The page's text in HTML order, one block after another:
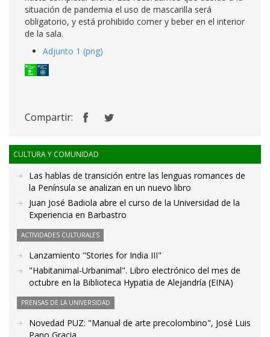
situación de pandemia el uso de mascarilla será
obligatorio, y está prohibido comer y beber en el interior
de la sala.
Adjunto 1 (png)
Compartir:
CULTURA Y COMUNIDAD
Las hablas de transición entre las lenguas romances de
la Península se analizan en un nuevo libro
Juan José Badiola abre el curso de la Universidad de la
Experiencia en Barbastro
ACTIVIDADES CULTURALES
Lanzamiento "Stories for India III"
"Habitanimal-Urbanimal". Libro electrónico del mes de
octubre en la Biblioteca Hypatia de Alejandría (EINA)
PRENSAS DE LA UNIVERSIDAD
Novedad PUZ: "Manual de arte precolombino", José Luis